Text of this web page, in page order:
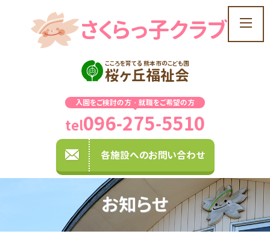
t
o
a
t
i
o
さくらっ子クラブ
こころを育てる 熊本市のこども園
桜ヶ丘福祉会
入園をご検討の方・就職をご希望の方
tel096-275-5510
各施設へのお問い合わせ
お知らせ